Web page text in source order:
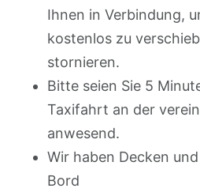
Ihnen in Verbindung,
kostenlos zu
stornieren.
Bitte seien Sie 5
Taxifahrt an der
anwesend.
Wir haben Decken
Bord